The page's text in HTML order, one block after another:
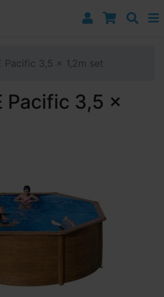
sloupci
Pacific 3,5 x 1,2m set
Pacific 3,5 x